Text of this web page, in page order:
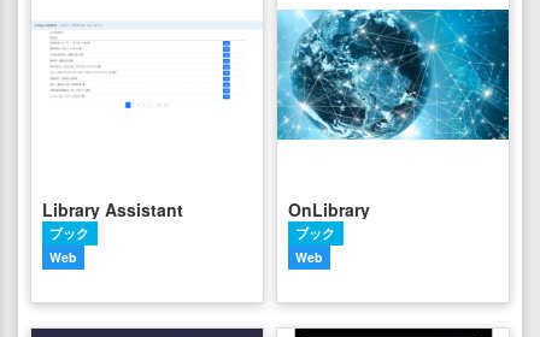
Library Assistant
ブック
Web
OnLibrary
ブック
Web